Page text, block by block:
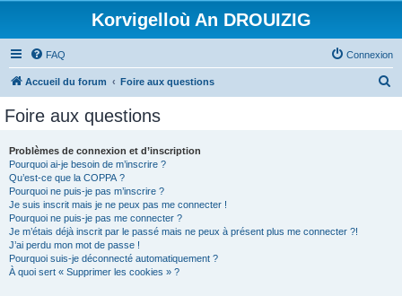
Korvigelloù An DROUIZIG
FAQ Connexion
Accueil du forum Foire aux questions
Foire aux questions
Problèmes de connexion et d’inscription
Pourquoi ai-je besoin de m’inscrire ?
Qu’est-ce que la COPPA ?
Pourquoi ne puis-je pas m’inscrire ?
Je suis inscrit mais je ne peux pas me connecter !
Pourquoi ne puis-je pas me connecter ?
Je m’étais déjà inscrit par le passé mais ne peux à présent plus me connecter ?!
J’ai perdu mon mot de passe !
Pourquoi suis-je déconnecté automatiquement ?
À quoi sert « Supprimer les cookies » ?